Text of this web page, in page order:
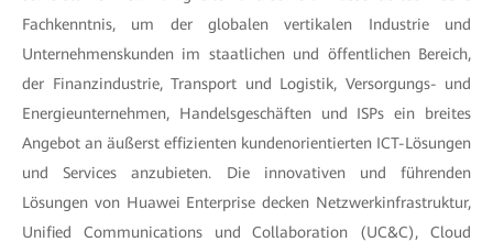
Fachkenntnis, um der globalen vertikalen Industrie und
Unternehmenskunden im staatlichen und öffentlichen Bereich,
der Finanzindustrie, Transport und Logistik, Versorgungs- und
Energieunternehmen, Handelsgeschäften und ISPs ein breites
Angebot an äußerst effizienten kundenorientierten ICT-Lösungen
und Services anzubieten. Die innovativen und führenden
Lösungen von Huawei Enterprise decken Netzwerkinfrastruktur,
Unified Communications und Collaboration (UC&C), Cloud